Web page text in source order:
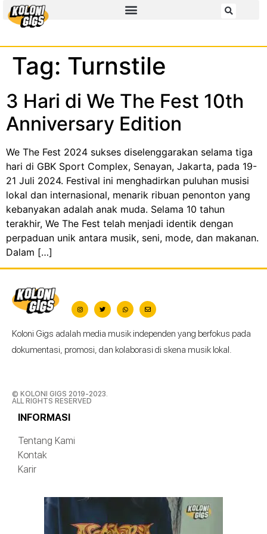
Tag: Turnstile
3 Hari di We The Fest 10th
Anniversary Edition
We The Fest 2024 sukses diselenggarakan selama tiga
hari di GBK Sport Complex, Senayan, Jakarta, pada 19-
21 Juli 2024. Festival ini menghadirkan puluhan musisi
lokal dan internasional, menarik ribuan penonton yang
kebanyakan adalah anak muda. Selama 10 tahun
terakhir, We The Fest telah menjadi identik dengan
perpaduan unik antara musik, seni, mode, dan makanan.
Dalam […]
Koloni Gigs adalah media musik independen yang berfokus pada
dokumentasi, promosi, dan kolaborasi di skena musik lokal.
© KOLONI GIGS 2019-2023.
ALL RIGHTS RESERVED
INFORMASI
Tentang Kami
Kontak
Karir